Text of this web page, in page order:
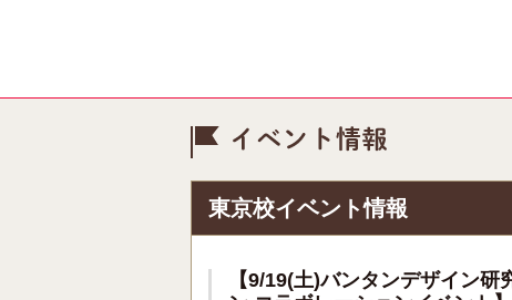
東京校イベント情報
【9/19(土)バンタンデザイン